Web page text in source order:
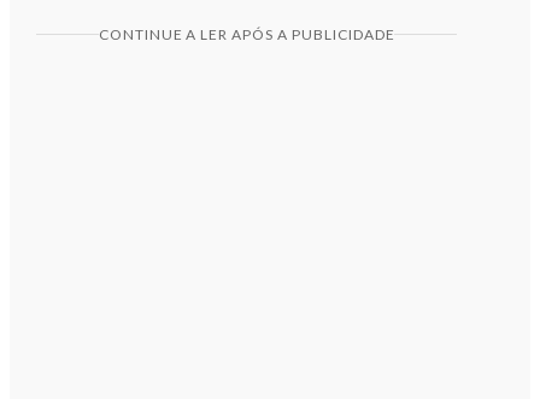
CONTINUE A LER APÓS A PUBLICIDADE